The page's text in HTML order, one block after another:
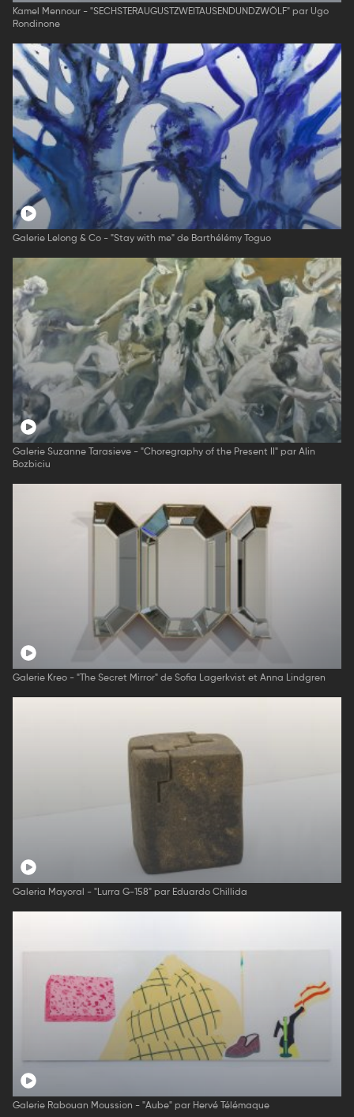
Kamel Mennour - "SECHSTERAUGUSTZWEITAUSENDUNDZWÖLF" par Ugo
Rondinone
Galerie Lelong & Co - "Stay with me" de Barthélémy Toguo
Galerie Suzanne Tarasieve - "Choregraphy of the Present II" par Alin
Bozbiciu
Galerie Kreo - "The Secret Mirror" de Sofia Lagerkvist et Anna Lindgren
Galeria Mayoral - "Lurra G-158" par Eduardo Chillida
Galerie Rabouan Moussion - "Aube" par Hervé Télémaque